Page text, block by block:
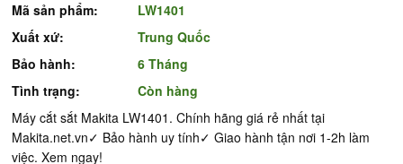
Mã sản phẩm:
LW1401
Xuất xứ:
Trung Quốc
Bảo hành:
6 Tháng
Tình trạng:
Còn hàng
Máy cắt sắt Makita LW1401. Chính hãng giá rẻ nhất tại
Makita.net.vn✓ Bảo hành uy tính✓ Giao hành tận nơi 1-2h làm
việc. Xem ngay!